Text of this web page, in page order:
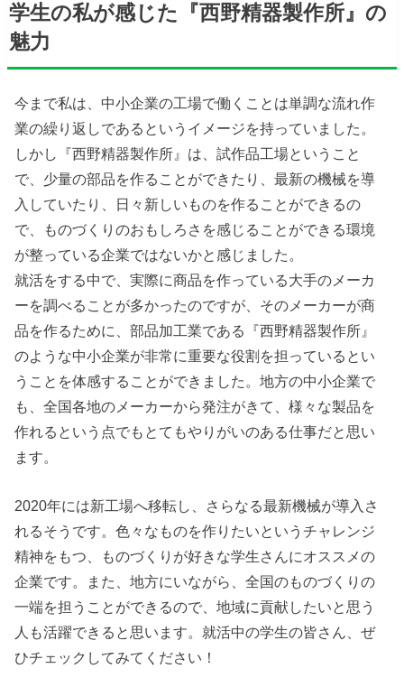
学生の私が感じた『西野精器製作所』の
魅力
今まで私は、中小企業の工場で働くことは単調な流れ作
業の繰り返しであるというイメージを持っていました。
しかし『西野精器製作所』は、試作品工場ということ
で、少量の部品を作ることができたり、最新の機械を導
入していたり、日々新しいものを作ることができるの
で、ものづくりのおもしろさを感じることができる環境
が整っている企業ではないかと感じました。
就活をする中で、実際に商品を作っている大手のメーカ
ーを調べることが多かったのですが、そのメーカーが商
品を作るために、部品加工業である『西野精器製作所』
のような中小企業が非常に重要な役割を担っているとい
うことを体感することができました。地方の中小企業で
も、全国各地のメーカーから発注がきて、様々な製品を
作れるという点でもとてもやりがいのある仕事だと思い
ます。
2020年には新工場へ移転し、さらなる最新機械が導入さ
れるそうです。色々なものを作りたいというチャレンジ
精神をもつ、ものづくりが好きな学生さんにオススメの
企業です。また、地方にいながら、全国のものづくりの
一端を担うことができるので、地域に貢献したいと思う
人も活躍できると思います。就活中の学生の皆さん、ぜ
ひチェックしてみてください！